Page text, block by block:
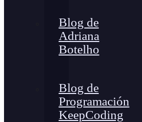
Blog de
Adriana
Botelho
Blog de
Programación
KeepCoding